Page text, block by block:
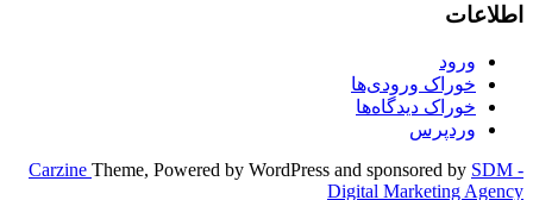
اطلاعات
ورود
خوراک ورودی‌ها
خوراک دیدگاه‌ها
وردپرس
Carzine Theme, Powered by WordPress and sponsored by SDM -
Digital Marketing Agency